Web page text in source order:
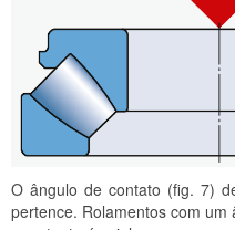
O ângulo de contato (fig. 7)
pertence. Rolamentos com um